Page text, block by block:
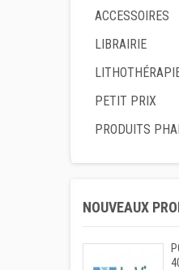
ACCESSOIRES
LIBRAIRIE
PETIT PRIX
PRODUITS
NOUVEAUX